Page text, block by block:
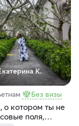
К.
Без визы
о котором ты не
поля,